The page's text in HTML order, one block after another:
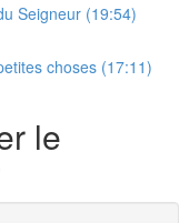
Seigneur (19:54)
choses (17:11)
le